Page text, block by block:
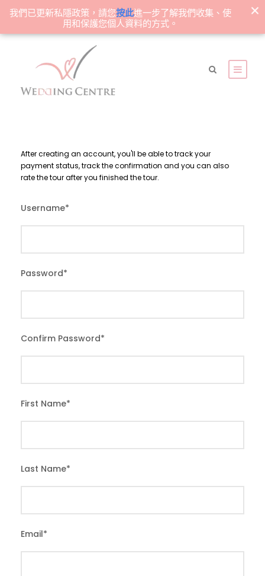
After creating an account, you'll be able to track your
payment status, track the confirmation and you can also
rate the tour after you finished the tour.
Username*
Password*
Confirm Password*
First Name*
Last Name*
Email*
我們已更新私隱政策，請您按此進一步了解我們收集、使
用和保護您個人資料的方式。